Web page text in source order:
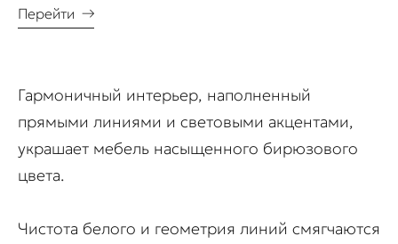
Перейти →
Гармоничный интерьер, наполненный
прямыми линиями и световыми акцентами,
украшает мебель насыщенного бирюзового
цвета.
Чистота белого и геометрия линий смягчаются